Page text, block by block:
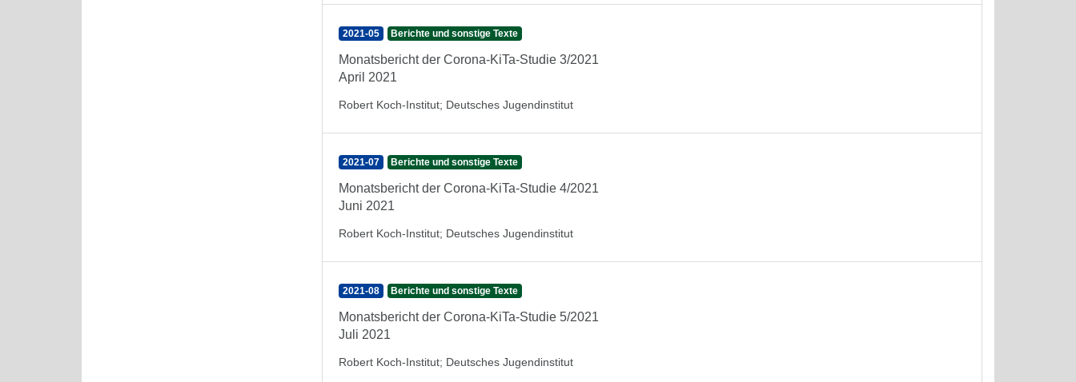
2021-05 Berichte und sonstige Texte
Monatsbericht der Corona-KiTa-Studie 3/2021
April 2021
Robert Koch-Institut; Deutsches Jugendinstitut
2021-07 Berichte und sonstige Texte
Monatsbericht der Corona-KiTa-Studie 4/2021
Juni 2021
Robert Koch-Institut; Deutsches Jugendinstitut
2021-08 Berichte und sonstige Texte
Monatsbericht der Corona-KiTa-Studie 5/2021
Juli 2021
Robert Koch-Institut; Deutsches Jugendinstitut